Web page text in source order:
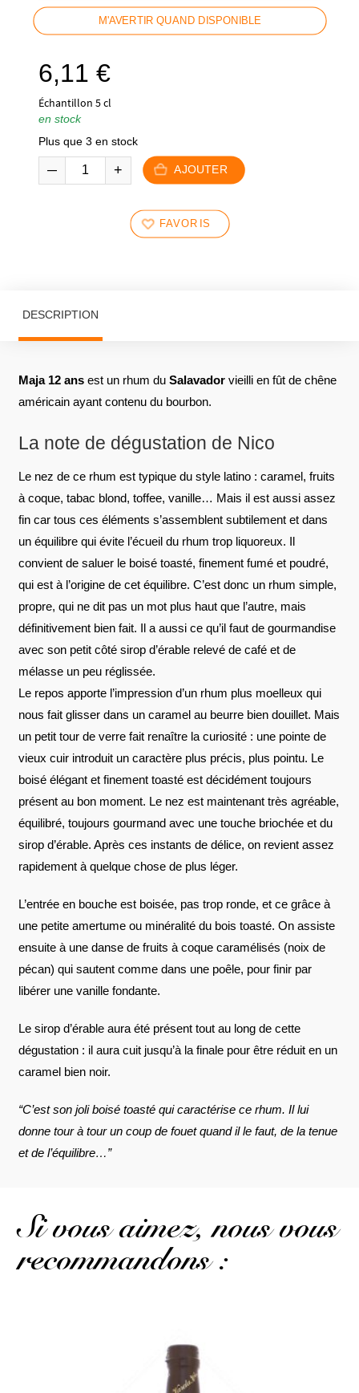
M'AVERTIR QUAND DISPONIBLE
6,11 €
Échantillon 5 cl
en stock
Plus que 3 en stock
AJOUTER
FAVORIS
DESCRIPTION
Maja 12 ansest un rhum du Salavadorvieilli en fût de chêne
américain ayant contenu du bourbon.
La note de dégustation de Nico
Le nez de ce rhum est typique du style latino : caramel, fruits
à coque, tabac blond, toffee, vanille… Mais il est aussi assez
fin car tous ces éléments s’assemblent subtilement et dans
un équilibre qui évite l’écueil du rhum trop liquoreux. Il
convient de saluer le boisé toasté, finement fumé et poudré,
qui est à l’origine de cet équilibre. C’est donc un rhum simple,
propre, qui ne dit pas un mot plus haut que l’autre, mais
définitivement bien fait. Il a aussi ce qu’il faut de gourmandise
avec son petit côté sirop d’érable relevé de café et de
mélasse un peu réglissée.
Le repos apporte l’impression d’un rhum plus moelleux qui
nous fait glisser dans un caramel au beurre bien douillet. Mais
un petit tour de verre fait renaître la curiosité : une pointe de
vieux cuir introduit un caractère plus précis, plus pointu. Le
boisé élégant et finement toasté est décidément toujours
présent au bon moment. Le nez est maintenant très agréable,
équilibré, toujours gourmand avec une touche briochée et du
sirop d’érable. Après ces instants de délice, on revient assez
rapidement à quelque chose de plus léger.
L’entrée en bouche est boisée, pas trop ronde, et ce grâce à
une petite amertume ou minéralité du bois toasté. On assiste
ensuite à une danse de fruits à coque caramélisés (noix de
pécan) qui sautent comme dans une poêle, pour finir par
libérer une vanille fondante.
Le sirop d’érable aura été présent tout au long de cette
dégustation : il aura cuit jusqu’à la finale pour être réduit en un
caramel bien noir.
“C’est son joli boisé toasté qui caractérise ce rhum. Il lui
donne tour à tour un coup de fouet quand il le faut, de la tenue
et de l’équilibre…”
Si vous aimez, nous vous
recommandons :